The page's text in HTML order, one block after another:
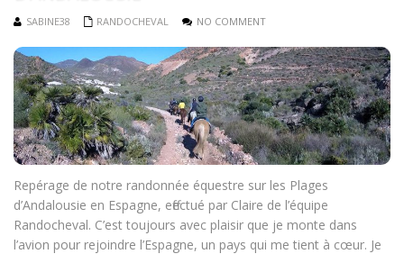
SABINE38 RANDOCHEVAL NO COMMENT
Repérage de notre randonnée équestre sur les Plages
d’Andalousie en Espagne, effectué par Claire de l’équipe
Randocheval. C’est toujours avec plaisir que je monte dans
l’avion pour rejoindre l’Espagne, un pays qui me tient à cœur. Je